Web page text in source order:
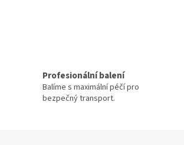
Profesionální balení
Balíme s maximální péčí pro
bezpečný transport.